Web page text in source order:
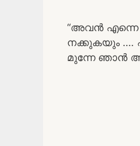
“അവൻ എന്നെ
നക്കുകയും ….
മുന്നേ ഞാൻ